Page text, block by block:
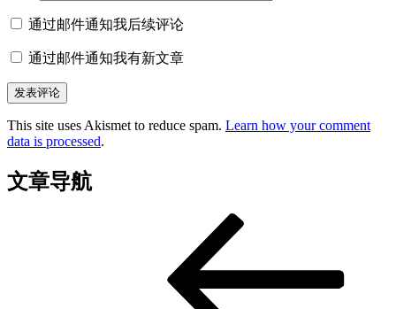
通过邮件通知我后续评论
通过邮件通知我有新文章
This site uses Akismet to reduce spam. Learn how your comment
data is processed.
文章导航